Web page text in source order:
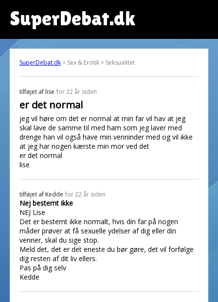
SuperDebat.dk
SuperDebat.dk > Sex & Erotik > Seksualitet
tilføjet af lise for 22 år siden
er det normal
jeg vil høre om det er normal at min far vil hav at jeg
skal lave de samme til med ham som jeg laver med
drenge han vil også have min venninder med og vil ikke
at jeg har nogen kærste min mor ved det
er det normal
lise
tilføjet af Kedde for 22 år siden
Nej bestemt ikke
NEJ Lise
Det er bestemt ikke normalt, hvis din far på nogen
måder prøver at få sexuelle ydelser af dig eller din
venner, skal du sige stop.
Meld det, det er det eneste du bør gøre, det vil forfølge
dig resten af dit liv ellers.
Pas på dig selv
Kedde